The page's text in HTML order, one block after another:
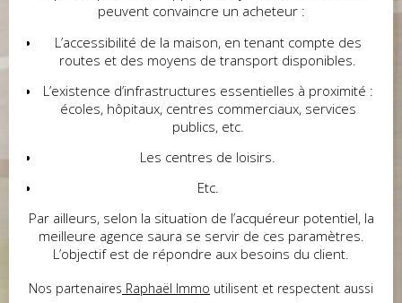
peuvent convaincre un acheteur :
L’accessibilité de la maison, en tenant compte des
routes et des moyens de transport disponibles.
L’existence d’infrastructures essentielles à proximité :
écoles, hôpitaux, centres commerciaux, services
publics, etc.
Les centres de loisirs.
Etc.
Par ailleurs, selon la situation de l’acquéreur potentiel, la
meilleure agence saura se servir de ces paramètres.
L’objectif est de répondre aux besoins du client.
Nos partenaires Raphaël Immo utilisent et respectent aussi